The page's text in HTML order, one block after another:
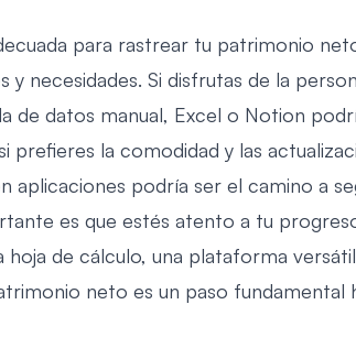
para rastrear tu patrimonio
y necesidades. Si disfrutas de la
de datos manual, Excel o Notion
prefieres la comodidad y las
aplicaciones podría ser el camino a
es que estés atento a tu
hoja de cálculo, una plataforma
neto es un paso fundamental